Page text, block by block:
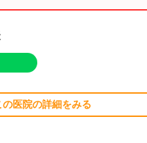
の医院の詳細をみる